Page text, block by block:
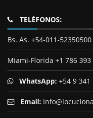
TELÉFONOS:
Bs. As. +54-011-52350500
Miami-Florida +1 786 393
WhatsApp: +54 9 341
Email: